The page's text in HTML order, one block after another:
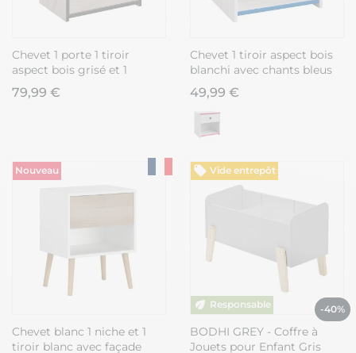
Chevet 1 porte 1 tiroir
aspect bois grisé et 1
façade anthracite
sérigraphiée - ZIGGY
79,99 €
Chevet 1 tiroir aspect bois
blanchi avec chants bleus
en façade - MISYLIA
49,99 €
Nouveau
Chevet blanc 1 niche et 1
tiroir blanc avec façade
Vide entrepôt
-40%
BODHI GREY - Coffre à
Jouets pour Enfant Gris